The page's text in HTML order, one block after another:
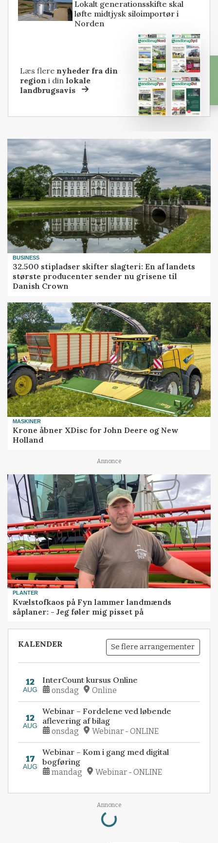
Lokalt generationsskifte skal
løfte midtjysk siloimportør i
Norden
Læs flere nyheder fra din
region i dinlokale
landbrugsavis
BUSINESS
32.500 stipladser skifter slagteri: En af landets
største producenter sender nu grisene til
Danish Crown
MASKINER
Krone åbner XDisc for John Deere og New
Holland
Annonce
PLANTER
Kvælstofkaos på Fyn lammer landmænds
såplaner: - Jeg føler mig pisset på
KALENDER Se flere arrangementer
12
AUG
InterCount kursus Online
onsdag Online
12
AUG
Webinar – Fordelene ved løbende
aflevering af bilag
onsdag Webinar - ONLINE
17
AUG
Webinar – Kom i gang med digital
bogføring
mandag Webinar - ONLINE
Annonce
Loading...